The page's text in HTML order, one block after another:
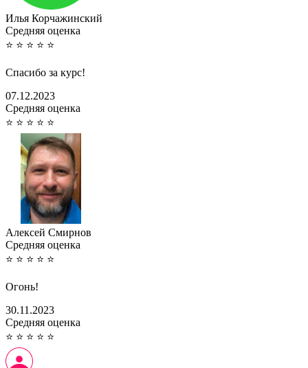
Илья Корчажинский
Cредняя оценка
⭐ ⭐ ⭐ ⭐ ⭐
Спасибо за курс!
07.12.2023
Cредняя оценка
⭐ ⭐ ⭐ ⭐ ⭐
Алексей Смирнов
Cредняя оценка
⭐ ⭐ ⭐ ⭐ ⭐
Огонь!
30.11.2023
Cредняя оценка
⭐ ⭐ ⭐ ⭐ ⭐